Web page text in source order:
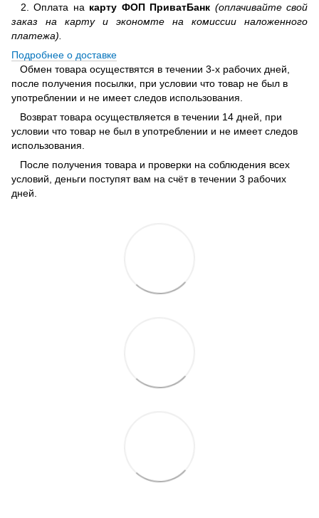
2. Оплата на карту ФОП ПриватБанк (оплачивайте свой
заказ на карту и экономте на комиссии наложенного
платежа).
Подробнее о доставке
Обмен товара осуществятся в течении 3-х рабочих дней,
после получения посылки, при условии что товар не был в
употреблении и не имеет следов использования.
Возврат товара осуществляется в течении 14 дней, при
условии что товар не был в употреблении и не имеет следов
использования.
После получения товара и проверки на соблюдения всех
условий, деньги поступят вам на счёт в течении 3 рабочих
дней.